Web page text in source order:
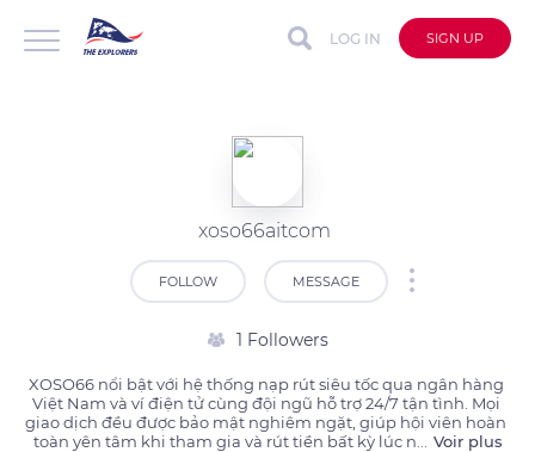
LOG IN SIGN UP
xoso66aitcom
FOLLOW MESSAGE
1 Followers
XOSO66 nổi bật với hệ thống nạp rút siêu tốc qua ngân hàng
Việt Nam và ví điện tử cùng đội ngũ hỗ trợ 24/7 tận tình. Mọi
giao dịch đều được bảo mật nghiêm ngặt, giúp hội viên hoàn
toàn yên tâm khi tham gia và rút tiền bất kỳ lúc n
Voir plus